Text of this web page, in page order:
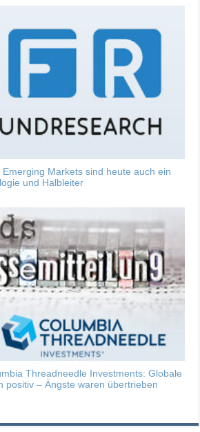
Markets sind heute auch ein
und Halbleiter
Threadneedle Investments: Globale
positiv – Ängste waren übertrieben